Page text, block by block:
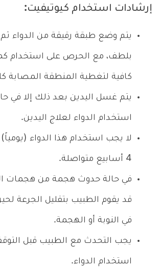
إرشادات استخدام كيوتيفيت:
يتم وضع طبقة رقيقة من الدواء
بلطف، مع الحرص على استخدام
كافية لتغطية المنطقة المصابة
يتم غسل اليدين بعد ذلك إلا في
استخدام الدواء لعلاج اليدين.
لا يجب استخدام هذا الدواء
4 أسابيع متواصلة.
في حالة حدوث هجمة من هجمات
قد يقوم الطبيب بتقليل الجرعة
في النوبة أو الهجمة.
يجب التحدث مع الطبيب قبل
استخدام الدواء.